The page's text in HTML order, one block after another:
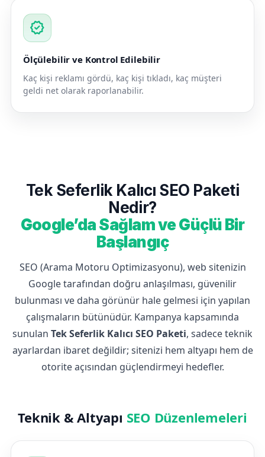
verified
Ölçülebilir ve Kontrol Edilebilir
Kaç kişi reklamı gördü, kaç kişi tıkladı, kaç müşteri
geldi net olarak raporlanabilir.
Tek Seferlik Kalıcı SEO Paketi
Nedir?
Google’da Sağlam ve Güçlü Bir
Başlangıç
SEO (Arama Motoru Optimizasyonu), web sitenizin
Google tarafından doğru anlaşılması, güvenilir
bulunması ve daha görünür hale gelmesi için yapılan
çalışmaların bütünüdür. Kampanya kapsamında
sunulan Tek Seferlik Kalıcı SEO Paketi, sadece teknik
ayarlardan ibaret değildir; sitenizi hem altyapı hem de
otorite açısından güçlendirmeyi hedefler.
Teknik & Altyapı SEO Düzenlemeleri